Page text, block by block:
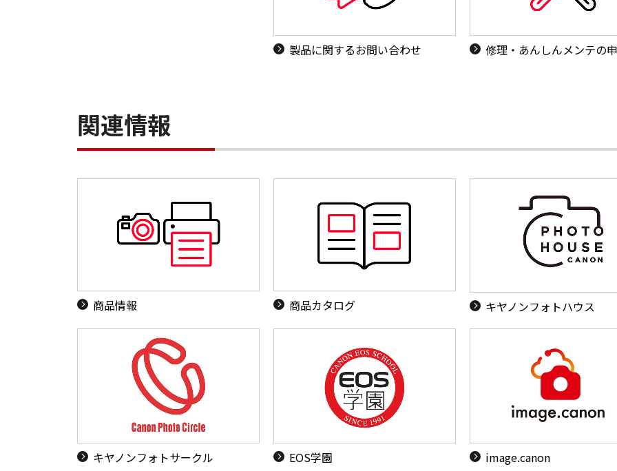
製品に関するお問い合わせ 修理・あんしんメンテの
関連情報
商品情報 商品カタログ キヤノンフォトハウス
キヤノンフォトサークル EOS学園 image.canon